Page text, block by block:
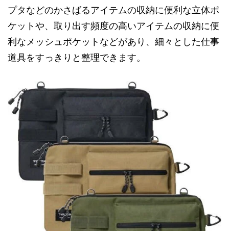
プタなどのかさばるアイテムの収納に便利な立体ポ
ケットや、取り出す頻度の高いアイテムの収納に便
利なメッシュポケットなどがあり、細々とした仕事
道具をすっきりと整理できます。